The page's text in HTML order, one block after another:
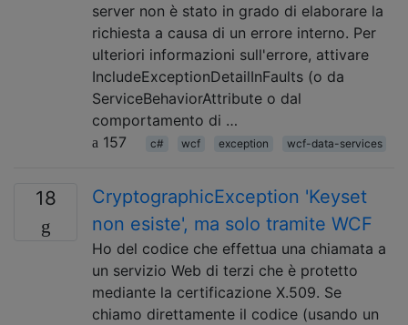
server non è stato in grado di elaborare la
richiesta a causa di un errore interno. Per
ulteriori informazioni sull'errore, attivare
IncludeExceptionDetailInFaults (o da
ServiceBehaviorAttribute o dal
comportamento di …
157
c# wcf exception wcf-data-services
18
CryptographicException 'Keyset
non esiste', ma solo tramite WCF
Ho del codice che effettua una chiamata a
un servizio Web di terzi che è protetto
mediante la certificazione X.509. Se
chiamo direttamente il codice (usando un